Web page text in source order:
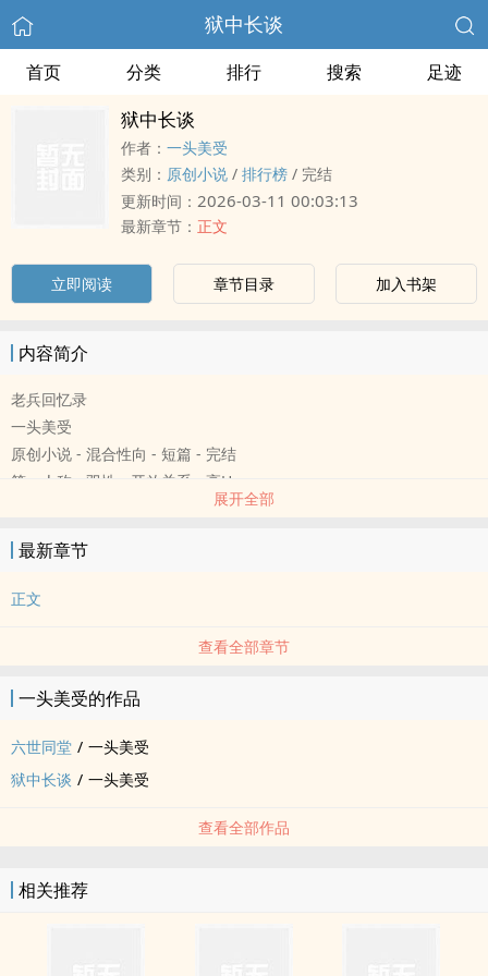
狱中长谈
首页 分类 排行 搜索 足迹
狱中长谈
作者： 一头美受
类别： 原创小说 / 排行榜 / 完结
更新时间： 2026-03-11 00:03:13
最新章节： 正文
立即阅读 章节目录 加入书架
内容简介
老兵回忆录
一头美受
原创小说 - 混合性向 - 短篇 - 完结
第一人称 - 双性 - 开放关系 - ‌‎高‎‍‎H‎
展开全部
最新章节
正文
查看全部章节
一头美受的作品
六世同堂 / 一头美受
狱中长谈 / 一头美受
查看全部作品
相关推荐